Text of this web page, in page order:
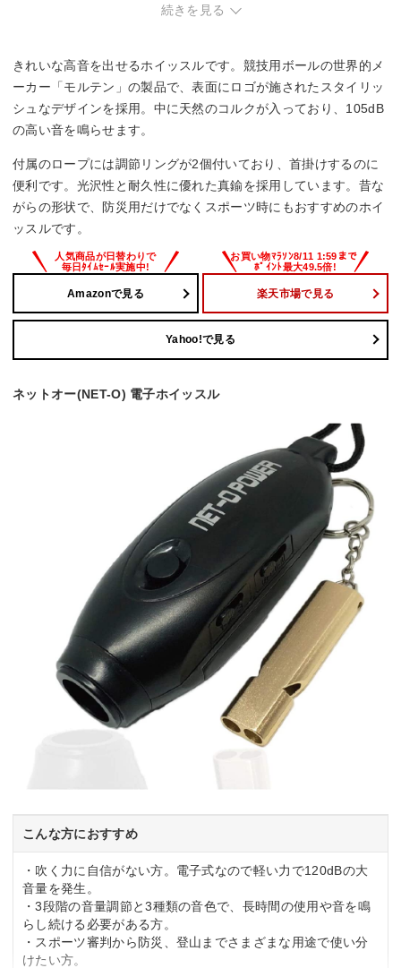
・初めてホイッスルを使う方。吹き方のコツが必要な場合あ
続きを見る
きれいな高音を出せるホイッスルです。競技用ボールの世界的メ
ーカー「モルテン」の製品で、表面にロゴが施されたスタイリッ
シュなデザインを採用。中に天然のコルクが入っており、105dB
の高い音を鳴らせます。
付属のロープには調節リングが2個付いており、首掛けするのに
便利です。光沢性と耐久性に優れた真鍮を採用しています。昔な
がらの形状で、防災用だけでなくスポーツ時にもおすすめのホイ
ッスルです。
Amazonで見る 楽天市場で見る
Yahoo!で見る
ネットオー(NET-O) 電子ホイッスル
こんな方におすすめ
・吹く力に自信がない方。電子式なので軽い力で120dBの大
音量を発生。
・3段階の音量調節と3種類の音色で、長時間の使用や音を鳴
らし続ける必要がある方。
・スポーツ審判から防災、登山までさまざまな用途で使い分
けたい方。